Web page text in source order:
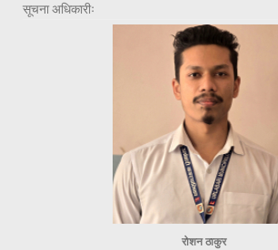
सूचना अधिकारीः
रोशन ठाकुर